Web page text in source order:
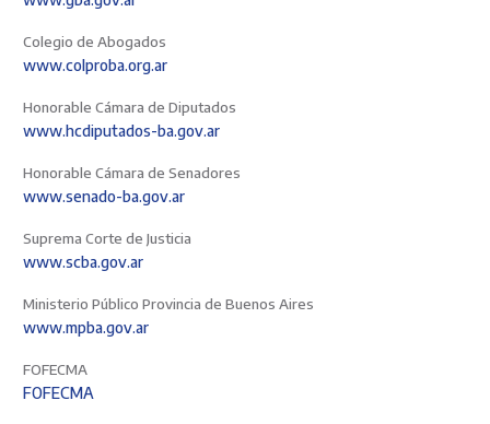
Colegio de Abogados
www.colproba.org.ar
Honorable Cámara de Diputados
www.hcdiputados-ba.gov.ar
Honorable Cámara de Senadores
www.senado-ba.gov.ar
Suprema Corte de Justicia
www.scba.gov.ar
Ministerio Público Provincia de Buenos Aires
www.mpba.gov.ar
FOFECMA
FOFECMA